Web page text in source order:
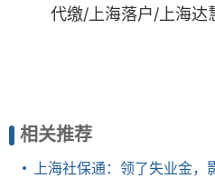
代缴/上海落户/ 上海
相关推荐
上海社保通：领了失业金，影响养